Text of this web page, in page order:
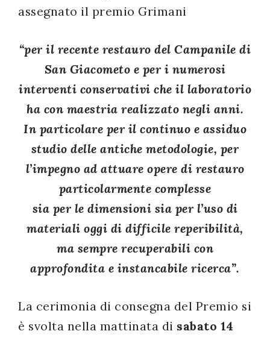
assegnato il premio Grimani
“per il recente restauro del Campanile di
San Giacometo e per i numerosi
interventi conservativi che il laboratorio
ha con maestria realizzato negli anni.
In particolare per il continuo e assiduo
studio delle antiche metodologie, per
l’impegno ad attuare opere di restauro
particolarmente complesse
sia per le dimensioni sia per l’uso di
materiali oggi di difficile reperibilità,
ma sempre recuperabili con
approfondita e instancabile ricerca”.
La cerimonia di consegna del Premio si
è svolta nella mattinata di sabato 14